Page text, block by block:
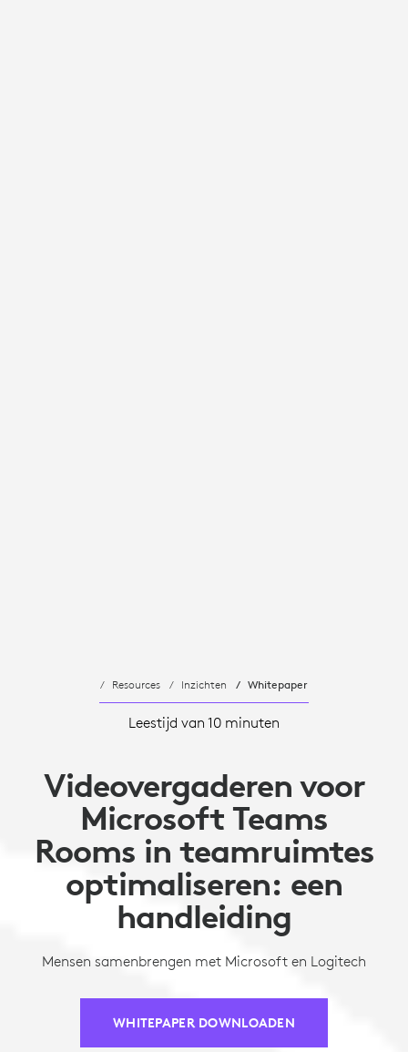
Resources Inzichten Whitepaper
Leestijd van 10 minuten
Videovergaderen voor
Microsoft Teams
Rooms in teamruimtes
optimaliseren: een
handleiding
Mensen samenbrengen met Microsoft en Logitech
WHITEPAPER DOWNLOADEN